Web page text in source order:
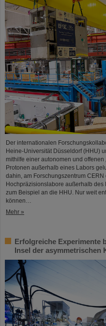
Der internationalen
Heine-Universität Düsseldorf (HHU)
mithilfe einer autonomen und offenen
Protonen außerhalb eines Labors
dahin, am Forschungszentrum
Hochpräzisionslabore außerhalb
zum Beispiel an die HHU. Nur weit
können…
Mehr »
Erfolgreiche Experimente
Insel der asymmetrischen